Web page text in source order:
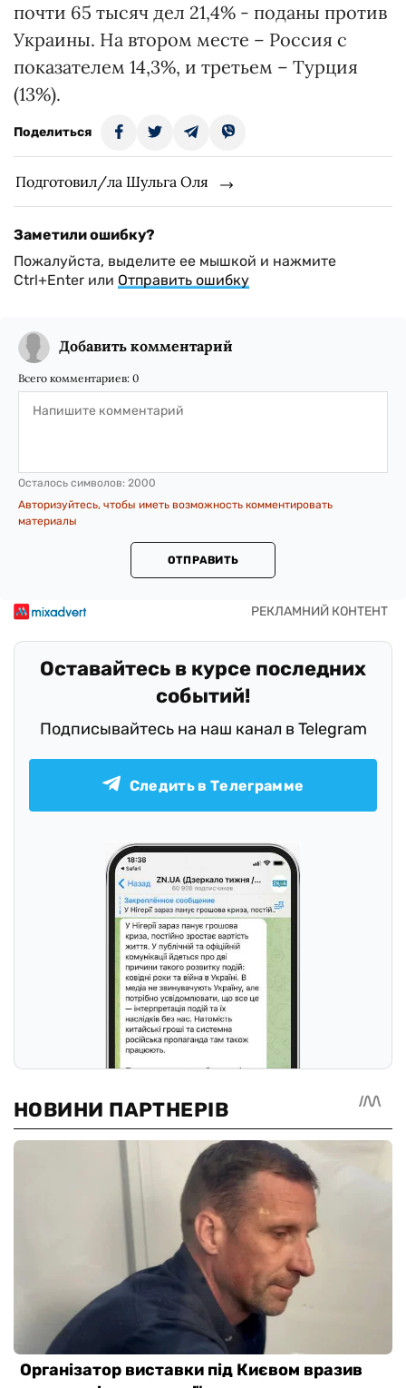
почти 65 тысяч дел 21,4% - поданы против
Украины. На втором месте – Россия с
показателем 14,3%, и третьем – Турция
(13%).
Поделиться
Подготовил/ла Шульга Оля
Заметили ошибку?
Пожалуйста, выделите ее мышкой и нажмите
Ctrl+Enter или Отправить ошибку
Добавить комментарий
Всего комментариев: 0
Осталось символов: 2000
Авторизуйтесь, чтобы иметь возможность комментировать
материалы
ОТПРАВИТЬ
Оставайтесь в курсе последних
событий!
Подписывайтесь на наш канал в Telegram
Следить в Телеграмме